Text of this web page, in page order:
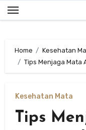
Skip
to
Home
Kesehatan
Tips Menjaga Mata
Kesehatan Mata
Tips